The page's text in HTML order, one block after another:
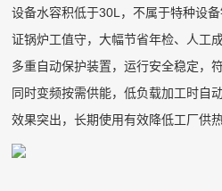
设备水容积低于30L，不属于特种设
证锅炉工值守，大幅节省年检、人工
多重自动保护装置，运行安全稳定，
同时变频按需供能，低负载加工时自
效果突出，长期使用有效降低工厂供